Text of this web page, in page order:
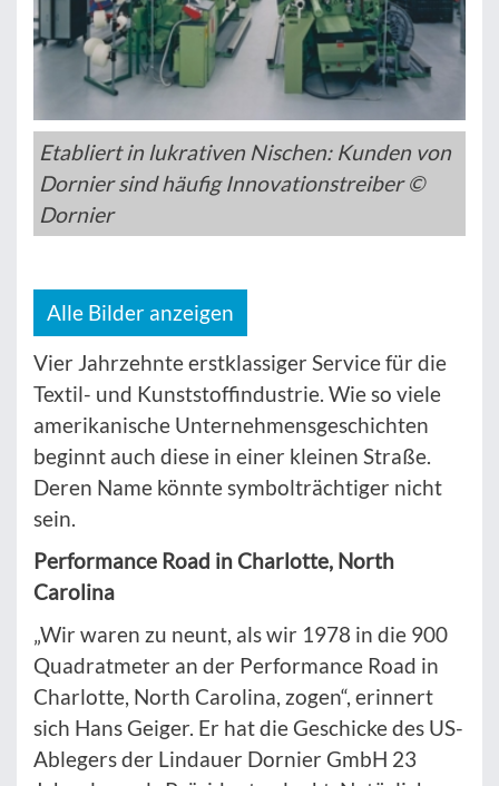
Etabliert in lukrativen Nischen: Kunden von
Dornier sind häufig Innovationstreiber ©
Dornier
Alle Bilder anzeigen
Vier Jahrzehnte erstklassiger Service für die
Textil- und Kunststoffindustrie. Wie so viele
amerikanische Unternehmensgeschichten
beginnt auch diese in einer kleinen Straße.
Deren Name könnte symbolträchtiger nicht
sein.
Performance Road in Charlotte, North
Carolina
„Wir waren zu neunt, als wir 1978 in die 900
Quadratmeter an der Performance Road in
Charlotte, North Carolina, zogen“, erinnert
sich Hans Geiger. Er hat die Geschicke des US-
Ablegers der Lindauer Dornier GmbH 23